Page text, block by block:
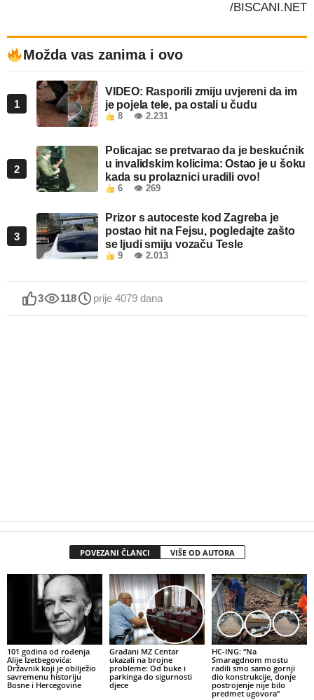
/BISCANI.NET
Možda vas zanima i ovo
1
VIDEO: Rasporili zmiju uvjereni da im
je pojela tele, pa ostali u čudu
8 👁 2.231
2
Policajac se pretvarao da je beskućnik
u invalidskim kolicima: Ostao je u šoku
kada su prolaznici uradili ovo!
6 👁 269
3
Prizor s autoceste kod Zagreba je
postao hit na Fejsu, pogledajte zašto
se ljudi smiju vozaču Tesle
9 👁 2.013
3 118 prije 4079 dana
POVEZANI ČLANCI VIŠE OD AUTORA
101 godina od rođenja
Alije Izetbegovića:
Državnik koji je obilježio
savremenu historiju
Bosne i Hercegovine
Građani MZ Centar
ukazali na brojne
probleme: Od buke i
parkinga do sigurnosti
djece
HC-ING: “Na
Smaragdnom mostu
radili smo samo gornji
dio konstrukcije, donje
postrojenje nije bilo
predmet ugovora”